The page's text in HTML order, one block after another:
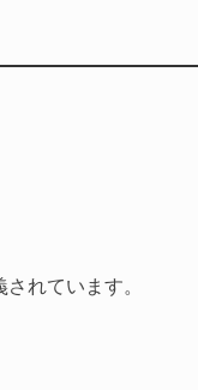
れています。